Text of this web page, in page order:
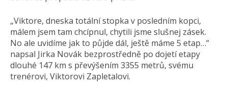
„Viktore, dneska totální stopka v posledním kopci,
málem jsem tam chcípnul, chytili jsme slušnej zásek.
No ale uvidíme jak to půjde dál, ještě máme 5 etap…“
napsal Jirka Novák bezprostředně po dojetí etapy
dlouhé 147 km s převýšením 3355 metrů, svému
trenérovi, Viktorovi Zapletalovi.